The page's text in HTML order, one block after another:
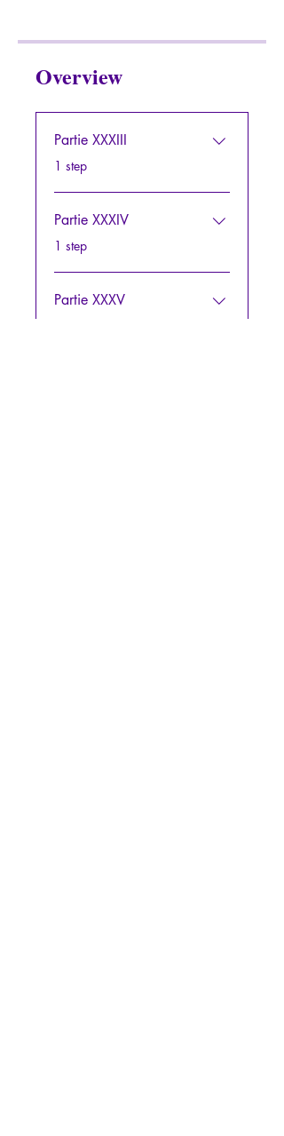
Overview
Partie XXXIII
.1 step
Partie XXXIV
.1 step
Partie XXXV